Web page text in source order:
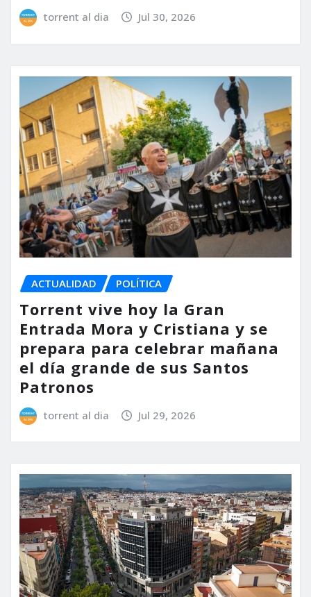
torrent al dia Jul 30, 2026
ACTUALIDAD POLÍTICA
Torrent vive hoy la Gran
Entrada Mora y Cristiana y se
prepara para celebrar mañana
el día grande de sus Santos
Patronos
torrent al dia Jul 29, 2026